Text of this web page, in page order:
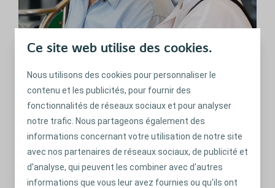
Ce site web utilise des cookies.
Nous utilisons des cookies pour personnaliser le
contenu et les publicités, pour fournir des
fonctionnalités de réseaux sociaux et pour analyser
notre trafic. Nous partageons également des
informations concernant votre utilisation de notre site
avec nos partenaires de réseaux sociaux, de publicité et
d'analyse, qui peuvent les combiner avec d'autres
informations que vous leur avez fournies ou qu'ils ont
Quand les soucis remplacent le plaisir
(hommes)
Réponses aux questions que vous vous posez peut-être
sur les relations sexuelles et le sondage chez les hommes.
En savoir plus